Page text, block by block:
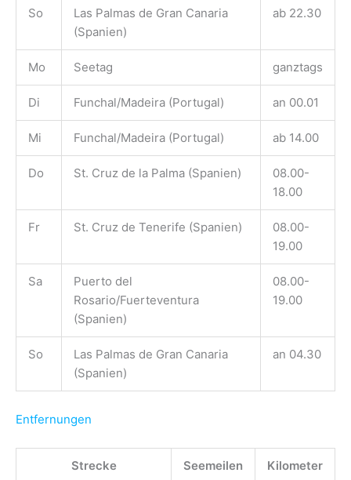
So
Las Palmas de Gran Canaria
(Spanien)
ab 22.30
Mo Seetag ganztags
Di Funchal/Madeira (Portugal) an 00.01
Mi Funchal/Madeira (Portugal) ab 14.00
Do St. Cruz de la Palma (Spanien)
08.00-
18.00
Fr St. Cruz de Tenerife (Spanien)
08.00-
19.00
Sa
Puerto del
Rosario/Fuerteventura
(Spanien)
08.00-
19.00
So
Las Palmas de Gran Canaria
(Spanien)
an 04.30
Entfernungen
Strecke Seemeilen Kilometer